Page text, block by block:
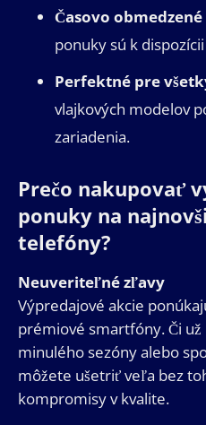
Časovo
ponuky sú k
Perfektné pre
vlajkových modelov
zariadenia.
Prečo nakupovať
ponuky na
telefóny?
Neuveriteľné zľavy
Výpredajové akcie
prémiové smartfóny. Či
minulého sezóny alebo
môžete ušetriť veľa bez
kompromisy v kvalite.